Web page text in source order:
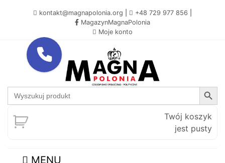
kontakt@magnapolonia.org +48 729 977 856
MagazynMagnaPolonia
Moje konto
Search
for:
Search Button
Twój koszyk
jest pusty
MENU